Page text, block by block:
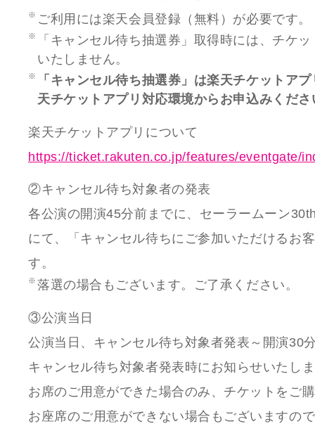
ご利用には楽天会員登録（無料）が必要です。
「キャンセル待ち抽選券」取得時には、チケ
いたしません。
「キャンセル待ち抽選券」は楽天チケットア
天チケットアプリ対応環境からお申込みくださ
楽天チケットアプリについて
https://ticket.rakuten.co.jp/features/eventgate/
②キャンセル待ち対象者の発表
各公演の開演45分前までに、セーラームーン
にて、「キャンセル待ちにご参加いただけるお
す。
落選の場合もございます。ご了承ください。
③公演当日
公演当日、キャンセル待ち対象者発表～開演30
キャンセル待ち対象者発表時にお知らせいたし
お席のご用意ができた場合のみ、チケットをご
お座席のご用意ができない場合もございますの